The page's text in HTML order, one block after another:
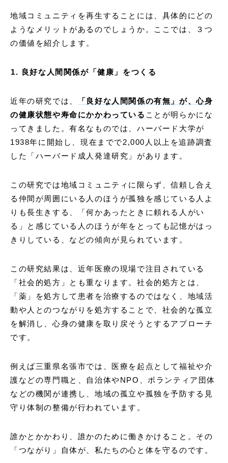
地域コミュニティを再生することには、具体的にどの
ようなメリットがあるのでしょうか。ここでは、３つ
の価値を紹介します。
1. 良好な人間関係が「健康」をつくる
近年の研究では、
「良好な⼈間関係の有無」が、心身
の健康状態や寿命にかかわっている ことが明らかにな
ってきました。有名なものでは、ハーバード大学が
1938年に開始し、現在までで2,000人以上を追跡調査
した「ハーバード成人発達研究」があります。
この研究では地域コミュニティに限らず、信頼し合え
る仲間が周囲にいる人のほうが孤独を感じている人よ
りも長生きする、「何かあったときに頼れる人がい
る」と感じている人のほうが年をとっても記憶がはっ
きりしている、などの傾向が見られています。
この研究結果は、近年医療の現場で注⽬されている
「社会的処方」とも重なります。社会的処方とは、
「薬」を処方して患者を治療するのではなく、地域活
動や人とのつながりを処方することで、社会的な孤立
を解消し、心身の健康を取り戻そうとするアプローチ
です。
例えば三重県名張市では、医療を起点として福祉や介
護などの専門職と、自治体やNPO、ボランティア団体
などの機関が連携し、地域の孤立や孤独を予防する見
守り体制の整備が行われています。
誰かとかかわり、誰かのために働きかけること。その
「つながり」自体が、私たちの心と体を守るのです。